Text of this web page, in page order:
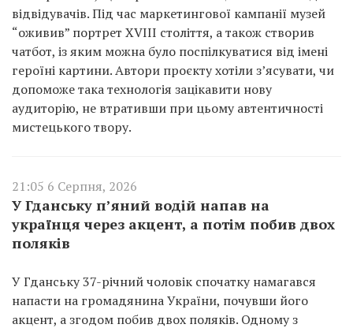
відвідувачів. Під час маркетингової кампанії музей
“оживив” портрет XVIII століття, а також створив
чатбот, із яким можна було поспілкуватися від імені
героїні картини. Автори проєкту хотіли з’ясувати, чи
допоможе така технологія зацікавити нову
аудиторію, не втративши при цьому автентичності
мистецького твору.
21:05 6 Серпня, 2026
У Гданську п’яний водій напав на
українця через акцент, а потім побив двох
поляків
У Гданську 37-річний чоловік спочатку намагався
напасти на громадянина України, почувши його
акцент, а згодом побив двох поляків. Одному з